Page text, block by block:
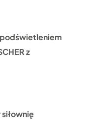
z